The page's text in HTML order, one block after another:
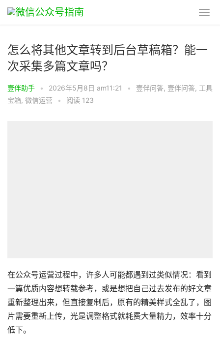
怎么将其他文章转到后台草稿箱？能一
次采集多篇文章吗？
壹伴助手 • 2026年5月8日 am11:21 • 壹伴问答, 壹伴问答, 工具
宝箱, 微信运营 • 阅读 123
在公众号运营过程中，许多人可能都遇到过类似情况：看到
一篇优质内容想转载参考，或是想把自己过去发布的好文章
重新整理出来，但直接复制后，原有的精美样式全乱了，图
片需要重新上传，光是调整格式就耗费大量精力，效率十分
低下。